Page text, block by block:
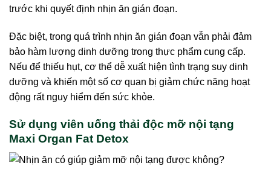
trước khi quyết định nhịn ăn gián đoạn.
Đặc biệt, trong quá trình nhịn ăn gián đoạn vẫn phải đảm
bảo hàm lượng dinh dưỡng trong thực phẩm cung cấp.
Nếu để thiếu hụt, cơ thể dễ xuất hiện tình trạng suy dinh
dưỡng và khiến một số cơ quan bị giảm chức năng hoạt
động rất nguy hiểm đến sức khỏe.
Sử dụng viên uống thải độc mỡ nội tạng
Maxi Organ Fat Detox